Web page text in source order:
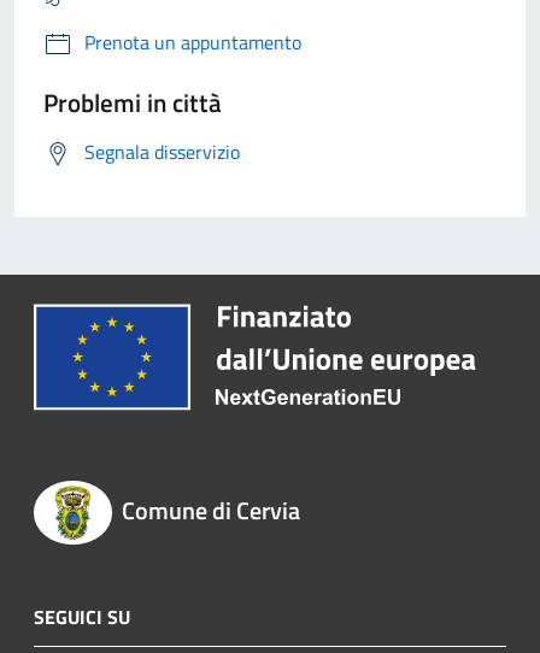
Prenota un appuntamento
Problemi in città
Segnala disservizio
Comune di Cervia
SEGUICI SU